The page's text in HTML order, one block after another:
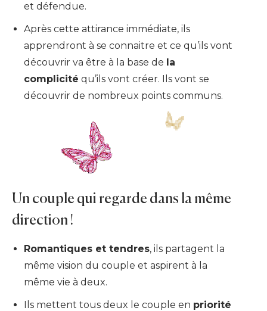
et défendue.
Après cette attirance immédiate, ils
apprendront à se connaitre et ce qu’ils vont
découvrir va être à la base de la
complicité qu’ils vont créer. Ils vont se
découvrir de nombreux points communs.
Un couple qui regarde dans la même
direction !
Romantiques et tendres, ils partagent la
même vision du couple et aspirent à la
même vie à deux.
Ils mettent tous deux le couple en priorité